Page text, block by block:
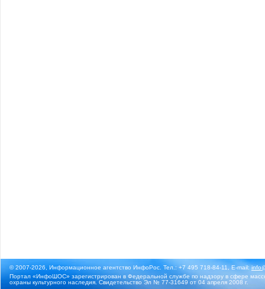
© 2007-2026, Информационное агентство ИнфоРос. Тел.: +7 495 718-84-11, E-mail:
Портал «ИнфоШОС» зарегистрирован в Федеральной службе по надзору в сфере
охраны культурного наследия. Свидетельство Эл № 77-31649 от 04 апреля 2008 г.